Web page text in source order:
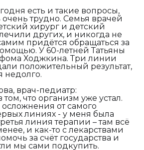
есть и такие вопросы,
трудно. Семья врачей
хирург и детский
других, и никогда не
придётся обращаться за
У 60-летней Татьяны
Ходжкина. Три линии
положительный результат,
недолго.
врач-педиатр:
что организм уже устал.
от самого
линиях - у меня была
линия терапии – там всё
и как-то с лекарствами
за счёт государства и
мы сами подкупить.